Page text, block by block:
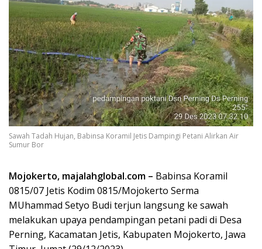
Sawah Tadah Hujan, Babinsa Koramil Jetis Dampingi Petani Alirkan Air
Sumur Bor
Mojokerto, majalahglobal.com – Babinsa Koramil
0815/07 Jetis Kodim 0815/Mojokerto Serma
MUhammad Setyo Budi terjun langsung ke sawah
melakukan upaya pendampingan petani padi di Desa
Perning, Kacamatan Jetis, Kabupaten Mojokerto, Jawa